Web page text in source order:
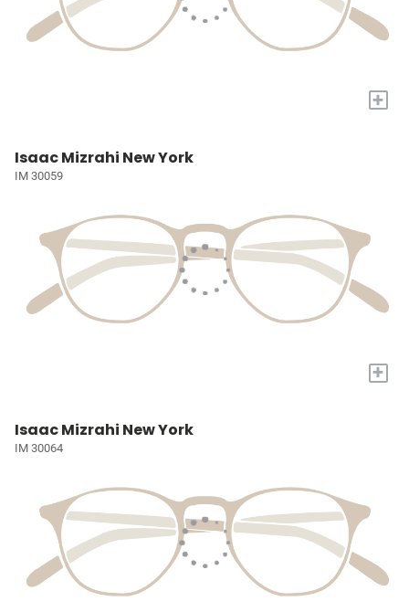
+
Isaac Mizrahi New York
IM 30059
+
Isaac Mizrahi New York
IM 30064